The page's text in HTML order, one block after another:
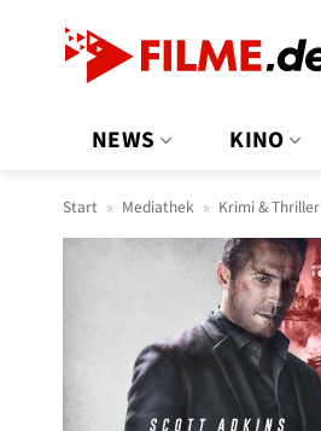
NEWS KINO
Start » Mediathek » Krimi & Thriller